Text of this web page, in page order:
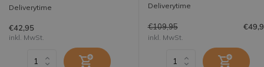
Deliverytime
€42,95
inkl. MwSt.
Deliverytime
€109,95
inkl. MwSt.